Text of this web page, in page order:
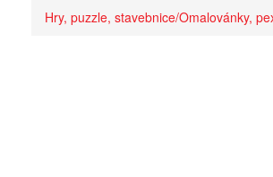
Hry, puzzle, stavebnice/Omalovánky,